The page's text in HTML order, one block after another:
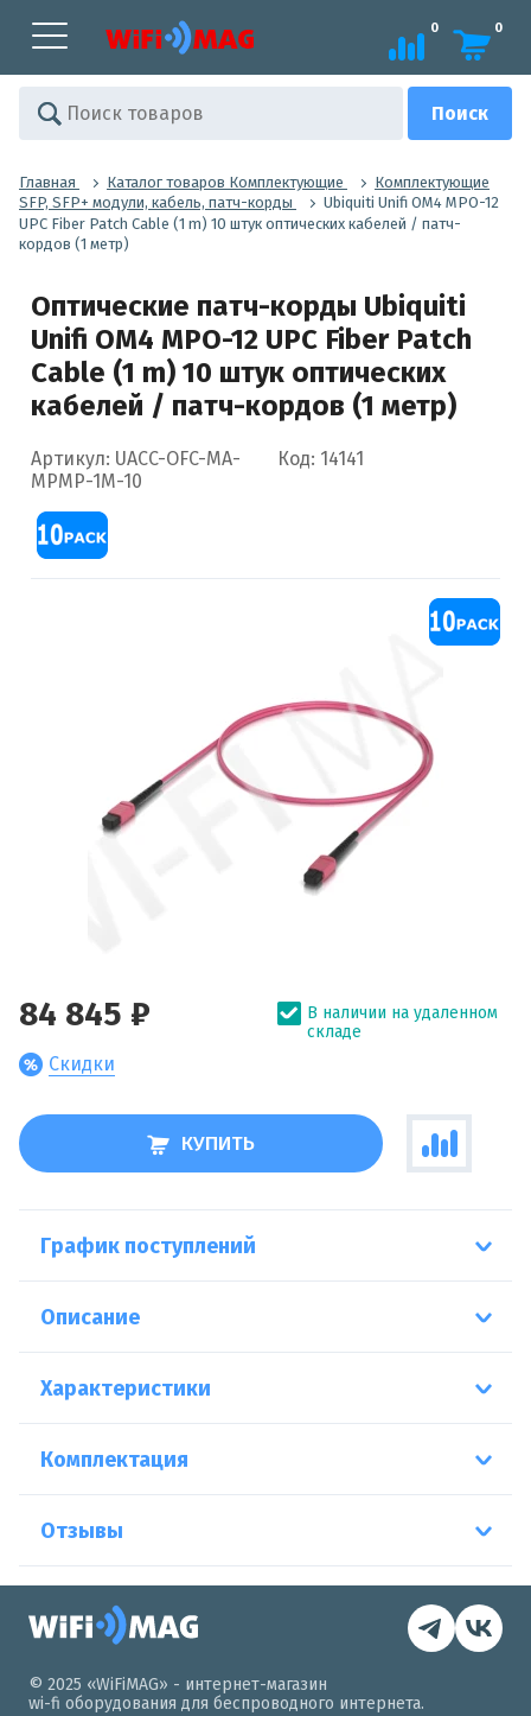
0 0
Главная Каталог товаров Комплектующие
Комплектующие
SFP, SFP+ модули, кабель, патч-корды
Ubiquiti Unifi OM4 MPO-12
UPC Fiber Patch Cable (1 m) 10 штук оптических кабелей / патч-
кордов (1 метр)
Оптические патч-корды Ubiquiti
Unifi OM4 MPO-12 UPC Fiber Patch
Cable (1 m) 10 штук оптических
кабелей / патч-кордов (1 метр)
Артикул: UACC-OFC-MA-
MPMP-1M-10
Код: 14141
84 845 ₽
Скидки
В наличии на удаленном
складе
КУПИТЬ
График поступлений
Описание
Характеристики
Комплектация
Отзывы
© 2025 «WiFiMAG» - интернет-магазин
wi-fi оборудования для беспроводного интернета.